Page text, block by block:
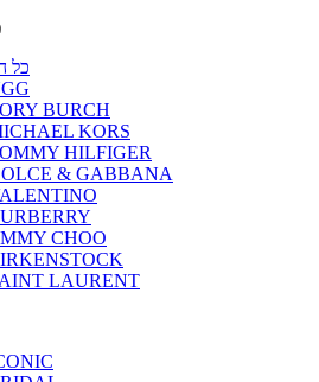
כל
BURCH
KORS
HILFIGER
& GABBANA
CHOO
LAURENT